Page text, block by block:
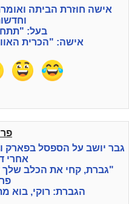
אישה חוזרת הביתה
בעל:
אישה: "הכרית
גבר יושב על הספסל בפארק
אחרי
"גברת, קחי את הכלב שלך
הגברת: רוקי, בוא